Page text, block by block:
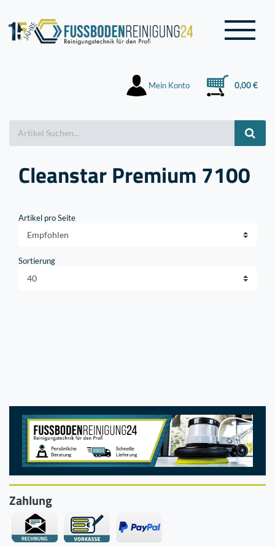
Mein Konto 0,00 €
Cleanstar Premium 7100
Artikel pro Seite
Sortierung
Zahlung